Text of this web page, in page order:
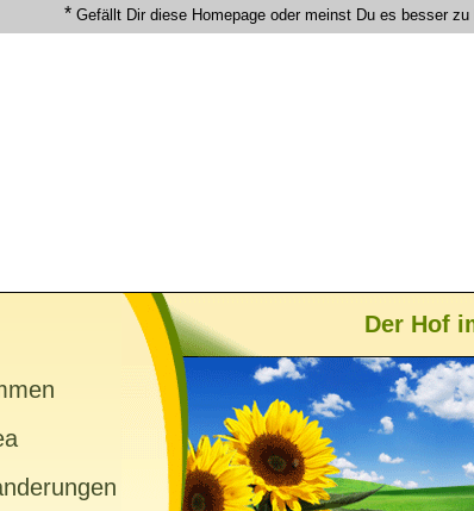
* Gefällt Dir diese Homepage oder meinst Du es besser
Der Hof